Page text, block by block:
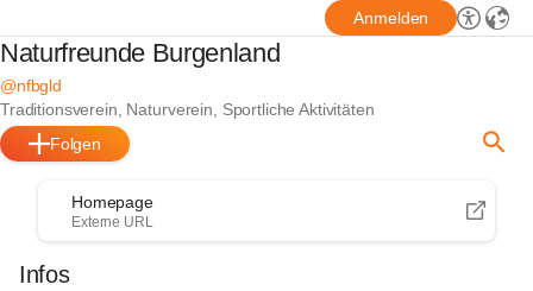
Anmelden
Naturfreunde Burgenland
@nfbgld
Traditionsverein, Naturverein, Sportliche Aktivitäten
Folgen
Homepage
Externe URL
Infos